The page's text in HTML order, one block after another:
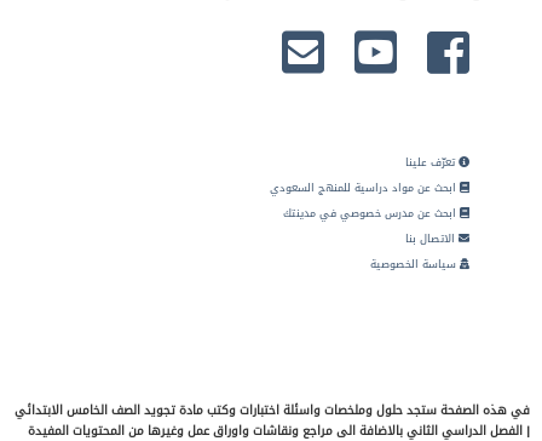
تعرّف علينا
ابحث عن مواد دراسية للمنهج السعودي
ابحث عن مدرس خصوصي في مدينتك
الاتصال بنا
سياسة الخصوصية
في هذه الصفحة ستجد حلول وملخصات واسئلة اختبارات وكتب مادة تجويد الصف الخامس الابتدائي
| الفصل الدراسي الثاني بالاضافة الى مراجع ونقاشات واوراق عمل وغيرها من المحتويات المفيدة